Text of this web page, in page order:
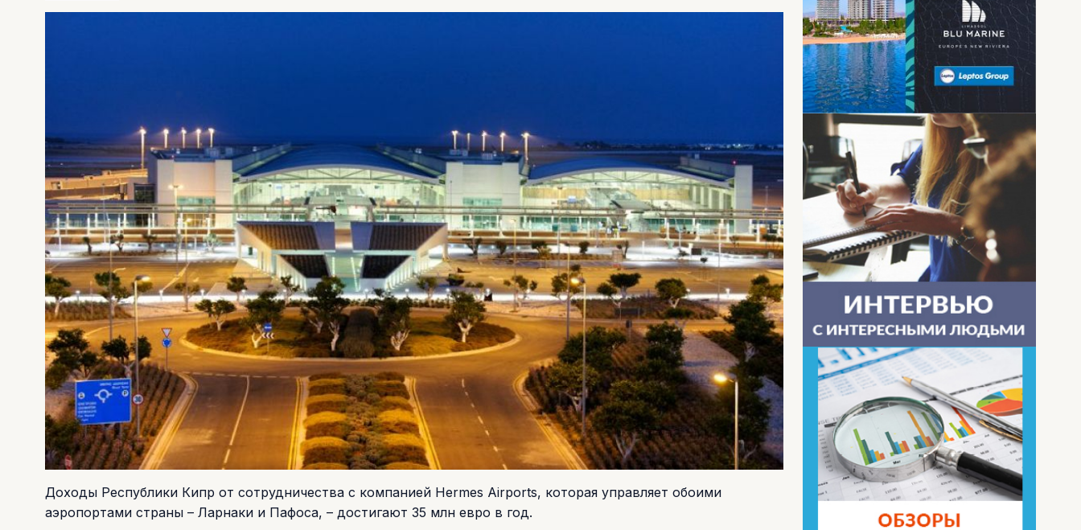
Доходы Республики Кипр от сотрудничества с компанией Hermes Airports, которая управляет обоими
аэропортами страны – Ларнаки и Пафоса, – достигают 35 млн евро в год.